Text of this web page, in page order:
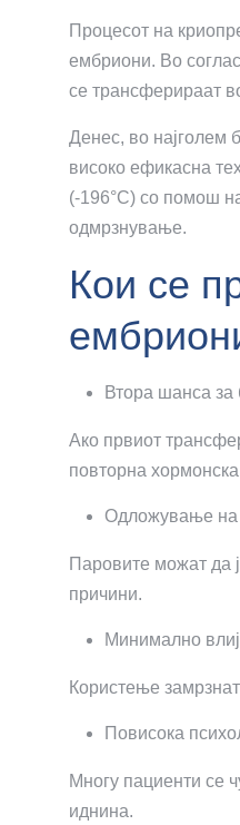
Процесот на
ембриони. Во
се трансферираат
Денес, во најголем
високо ефикасна
(-196°C) со помош
одмрзнување.
Кои се
Втора шанса за
Ако првиот
повторна
Одложување на
Паровите можат да
причини.
Минимално
Користење
Повисока
Многу пациенти се
иднина.